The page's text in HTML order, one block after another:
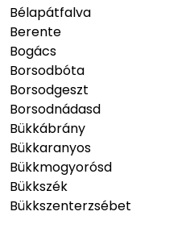
Bélapátfalva
Berente
Bogács
Borsodbóta
Borsodgeszt
Borsodnádasd
Bükkábrány
Bükkaranyos
Bükkmogyorósd
Bükkszék
Bükkszenterzsébet